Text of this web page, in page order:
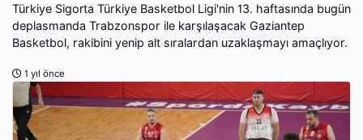
Türkiye Sigorta Türkiye Basketbol Ligi'nin 13. haftasında bugün
deplasmanda Trabzonspor ile karşılaşacak Gaziantep
Basketbol, rakibini yenip alt sıralardan uzaklaşmayı amaçlıyor.
1 yıl önce